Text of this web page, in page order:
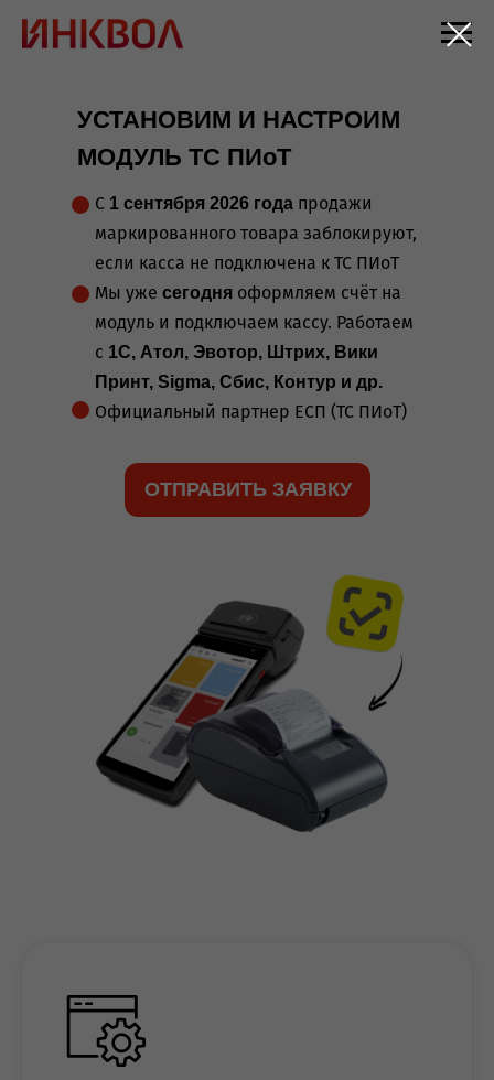
ИНКВОЛ
-официальный партнёр
ЕСП (ТС ПИоТ) в Курске.
Установка и настройка
ТС ПИОТ в Курске
С 1 сентября 2026 года продажи
маркированного товара заблокируют,
если касса не подключена к ТС ПИоТ
Мы уже сегодня оформляем счёт на
модуль и подключаем кассу. Работаем
с 1С, Атол, Эвотор, Штрих, Вики
Принт, Sigma, Cбис, Контур и др.
Официальный партнер ЕСП (ТС ПИоТ)
УСТАНОВИМ И НАСТРОИМ
МОДУЛЬ ТС ПИоТ
ОТПРАВИТЬ ЗАЯВКУ